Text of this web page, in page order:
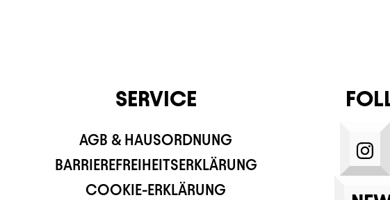
SERVICE
AGB & HAUSORDNUNG
BARRIEREFREIHEITSERKLÄRUNG
COOKIE-ERKLÄRUNG